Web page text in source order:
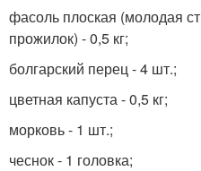
фасоль плоская (молодая
прожилок) - 0,5 кг;
болгарский перец - 4 шт.;
цветная капуста - 0,5 кг;
морковь - 1 шт.;
чеснок - 1 головка;